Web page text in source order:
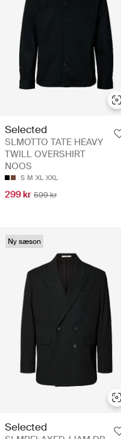
Selected
SLMOTTO TATE HEAVY
TWILL OVERSHIRT
NOOS
S M XL XXL
299 kr 599 kr
Ny sæson
Selected